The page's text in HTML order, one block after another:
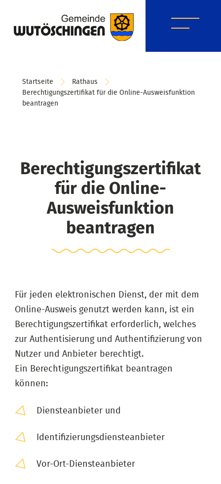
Startseite
Rathaus
Berechtigungszertifikat für die Online-Ausweisfunktion
beantragen
Berechtigungszertifikat
für die Online-
Ausweisfunktion
beantragen
Für jeden elektronischen Dienst, der mit dem
Online-Ausweis genutzt werden kann, ist ein
Berechtigungszertifikat erforderlich, welches
zur Authentisierung und Authentifizierung von
Nutzer und Anbieter berechtigt.
Ein Berechtigungszertifikat beantragen
können:
Diensteanbieter und
Identifizierungsdiensteanbieter
Vor-Ort-Diensteanbieter